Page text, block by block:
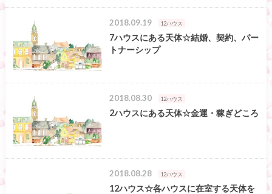
2018.09.19 12ハウス
7ハウスにある天体☆結婚、契約、パー
トナーシップ
2018.08.30 12ハウス
2ハウスにある天体☆金運・稼ぎどころ
2018.08.28 12ハウス
12ハウス☆各ハウスに在室する天体を